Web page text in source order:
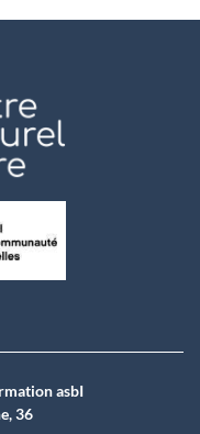
asbI
36